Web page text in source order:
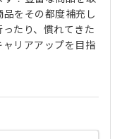
をその都度補充し
たり、慣れてきた
リアアップを目指